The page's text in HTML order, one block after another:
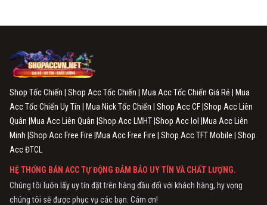
Shop Tốc Chiến | Shop Acc Tốc Chiến | Mua Acc Tốc Chiến Giá Rẻ | Mua
Acc Tốc Chiến Uy Tín | Mua Nick Tốc Chiến | Shop Acc CF |Shop Acc Liên
Quân |Mua Acc Liên Quân |Shop Acc LMHT |Shop Acc lol |Mua Acc Liên
Minh |Shop Acc Free Fire |Mua Acc Free Fire | Shop Acc TFT Mobile | Shop
Acc ĐTCL
HỆ THỐNG BÁN ACC TỰ ĐỘNG ĐẢM BẢO UY TÍN VÀ CHẤT LƯỢNG.
Chúng tôi luôn lấy uy tín đặt trên hàng đầu đối với khách hàng, hy vọng
chúng tôi sẽ được phục vụ các bạn. Cám ơn!